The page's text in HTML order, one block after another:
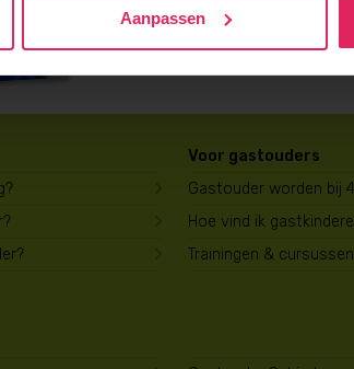
Aanpassen
Voor gastouders
Gastouder worden bij
Hoe vind ik
Trainingen & cursussen